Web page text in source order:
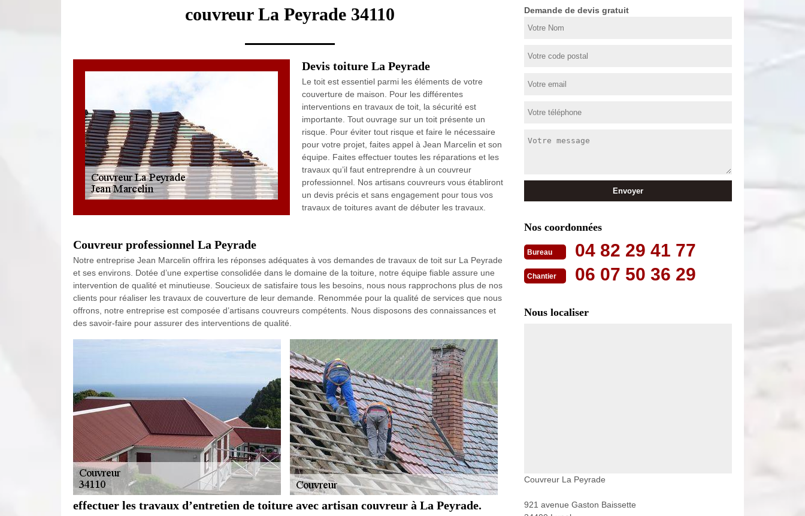
couvreur La Peyrade 34110
Devis toiture La Peyrade
Le toit est essentiel parmi les éléments de votre
couverture de maison. Pour les différentes
interventions en travaux de toit, la sécurité est
importante. Tout ouvrage sur un toit présente un
risque. Pour éviter tout risque et faire le nécessaire
pour votre projet, faites appel à Jean Marcelin et son
équipe. Faites effectuer toutes les réparations et les
travaux qu’il faut entreprendre à un couvreur
professionnel. Nos artisans couvreurs vous établiront
un devis précis et sans engagement pour tous vos
travaux de toitures avant de débuter les travaux.
Couvreur professionnel La Peyrade
Notre entreprise Jean Marcelin offrira les réponses adéquates à vos demandes de travaux de toit sur La Peyrade
et ses environs. Dotée d’une expertise consolidée dans le domaine de la toiture, notre équipe fiable assure une
intervention de qualité et minutieuse. Soucieux de satisfaire tous les besoins, nous nous rapprochons plus de nos
clients pour réaliser les travaux de couverture de leur demande. Renommée pour la qualité de services que nous
offrons, notre entreprise est composée d’artisans couvreurs compétents. Nous disposons des connaissances et
des savoir-faire pour assurer des interventions de qualité.
effectuer les travaux d’entretien de toiture avec artisan couvreur à La Peyrade.
Demande de devis gratuit
Nos coordonnées
Bureau 04 82 29 41 77
Chantier 06 07 50 36 29
Nous localiser
Couvreur La Peyrade
921 avenue Gaston Baissette